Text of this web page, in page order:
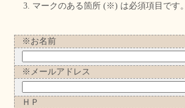
マークのある箇所 (※) は必須項目です。
※お名前
※メールアドレス
ＨＰ